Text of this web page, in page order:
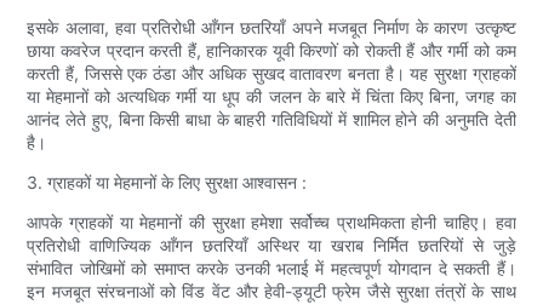
इसके अलावा, हवा प्रतिरोधी आँगन छतरियाँ अपने मजबूत निर्माण के कारण उत्कृष्ट
छाया कवरेज प्रदान करती हैं, हानिकारक यूवी किरणों को रोकती हैं और गर्मी को कम
करती हैं, जिससे एक ठंडा और अधिक सुखद वातावरण बनता है। यह सुरक्षा ग्राहकों
या मेहमानों को अत्यधिक गर्मी या धूप की जलन के बारे में चिंता किए बिना, जगह का
आनंद लेते हुए, बिना किसी बाधा के बाहरी गतिविधियों में शामिल होने की अनुमति देती
है।
3. ग्राहकों या मेहमानों के लिए सुरक्षा आश्वासन :
आपके ग्राहकों या मेहमानों की सुरक्षा हमेशा सर्वोच्च प्राथमिकता होनी चाहिए। हवा
प्रतिरोधी वाणिज्यिक आँगन छतरियाँ अस्थिर या खराब निर्मित छतरियों से जुड़े
संभावित जोखिमों को समाप्त करके उनकी भलाई में महत्वपूर्ण योगदान दे सकती हैं।
इन मजबूत संरचनाओं को विंड वेंट और हेवी-ड्यूटी फ्रेम जैसे सुरक्षा तंत्रों के साथ